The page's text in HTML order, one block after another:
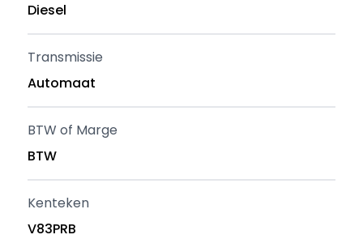
Diesel
Transmissie
Automaat
BTW of Marge
BTW
Kenteken
V83PRB